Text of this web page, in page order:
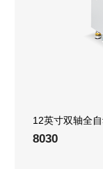
12英寸双轴全
8030